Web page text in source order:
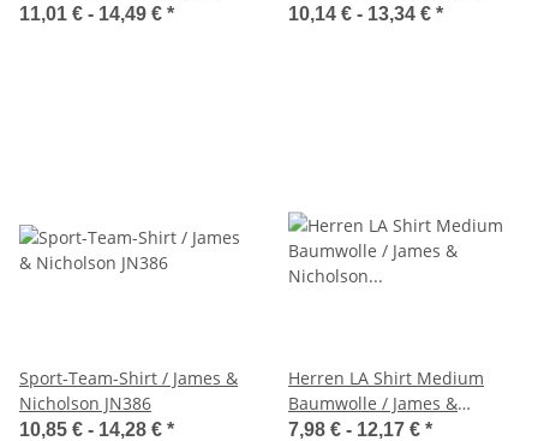
11,01 € - 14,49 € * 10,14 € - 13,34 € *
Sport-Team-Shirt / James &
Nicholson JN386
10,85 € - 14,28 € *
Herren LA Shirt Medium
Baumwolle / James &
Nicholson JN913
7,98 € - 12,17 € *